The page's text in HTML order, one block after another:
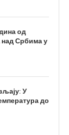
од
над Србима у
У
до